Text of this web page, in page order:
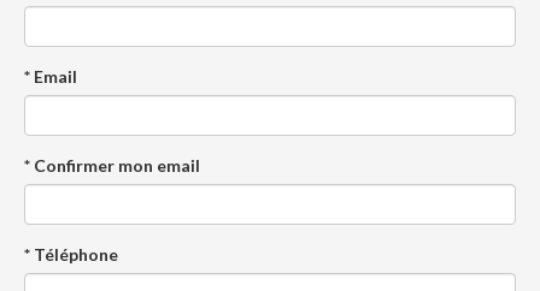
* Email
* Confirmer mon email
* Téléphone